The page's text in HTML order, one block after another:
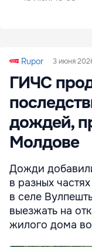
Rupor 3 июня
ГИЧС
дождей,
Молдове
Дожди
в разных
в селе
выезжать на
жилого дома